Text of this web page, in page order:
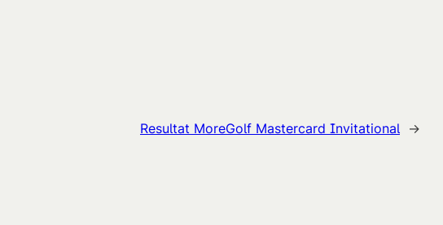
Resultat MoreGolf Mastercard Invitational →